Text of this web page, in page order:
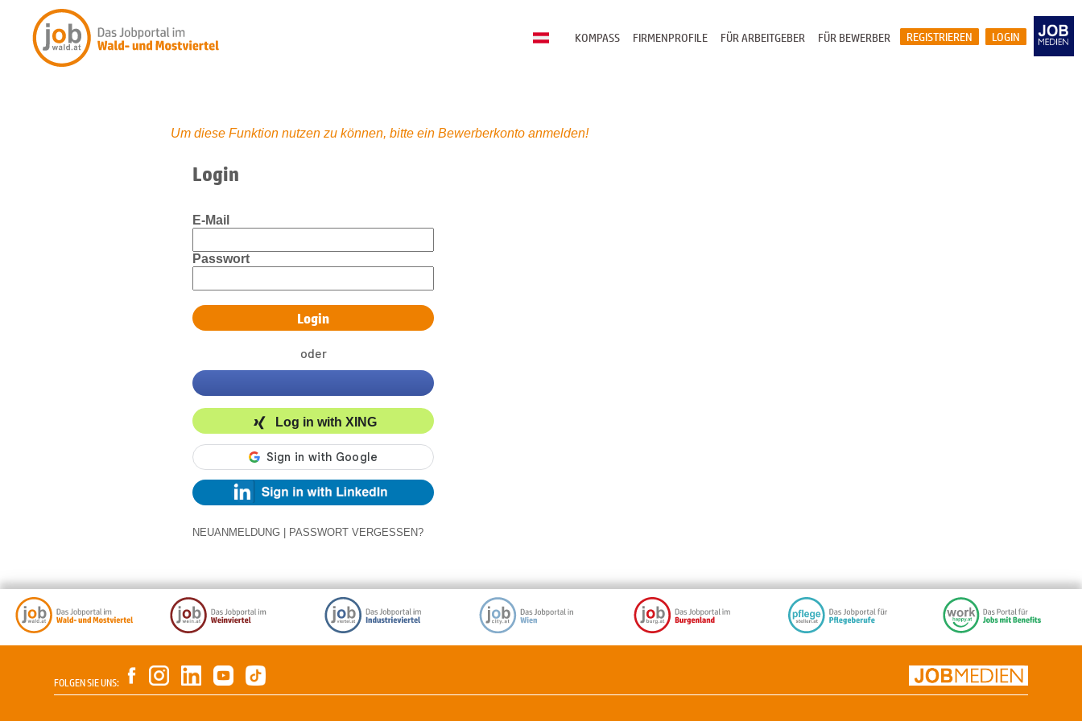
LOGIN
REGISTRIEREN
FÜR BEWERBER
FÜR ARBEITGEBER
FIRMENPROFILE
KOMPASS
Um diese Funktion nutzen zu können, bitte ein Bewerberkonto anmelden!
Login
E-Mail
Passwort
oder
Log in with XING
NEUANMELDUNG PASSWORT VERGESSEN?
FOLGEN SIE UNS: